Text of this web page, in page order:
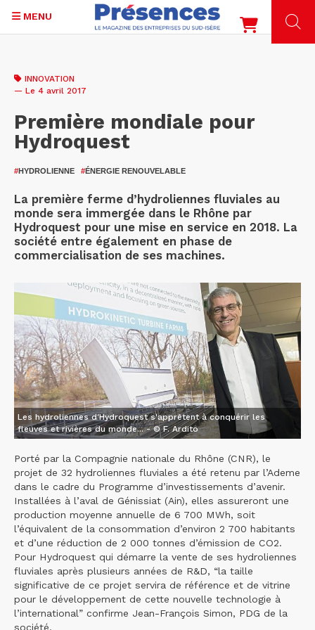
contenu
MENU
INNOVATION
— Le 4 avril 2017
Première mondiale pour
Hydroquest
#HYDROLIENNE #ÉNERGIE RENOUVELABLE
La première ferme d’hydroliennes fluviales au
monde sera immergée dans le Rhône par
Hydroquest pour une mise en service en 2018. La
société entre également en phase de
commercialisation de ses machines.
Les hydroliennes d'Hydroquest s'apprêtent à conquérir les
fleuves et rivières du monde... - © F. Ardito
Porté par la Compagnie nationale du Rhône (CNR), le
projet de 32 hydroliennes fluviales a été retenu par l’Ademe
dans le cadre du Programme d’investissements d’avenir.
Installées à l’aval de Génissiat (Ain), elles assureront une
production moyenne annuelle de 6 700 MWh, soit
l’équivalent de la consommation d’environ 2 700 habitants
et d’une réduction de 2 000 tonnes d’émission de CO2.
Pour Hydroquest qui démarre la vente de ses hydroliennes
fluviales après plusieurs années de R&D, “la taille
significative de ce projet servira de référence et de vitrine
pour le développement de cette nouvelle technologie à
l’international” confirme Jean-François Simon, PDG de la
société.